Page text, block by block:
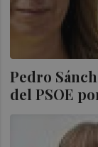
Pedro
del PSOE